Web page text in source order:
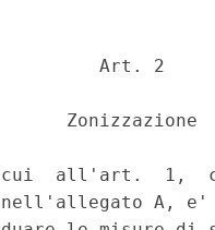
Art. 2
Zonizzazione
all'art.  1,
A, e'